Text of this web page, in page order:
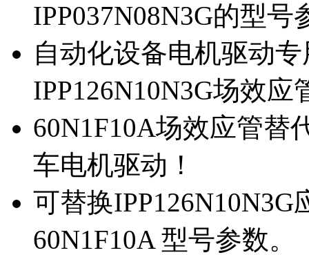
IPP037N08N3G的型号
自动化设备电机驱动
IPP126N10N3G场效应
60N1F10A场效应管替
车电机驱动！
可替换
60N1F10A 型号参数。